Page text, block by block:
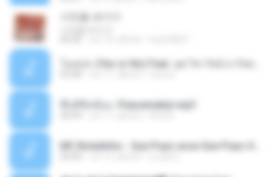
사진을 보다가
พื้นที่ซับซ้อน -Peacemaker.mp3